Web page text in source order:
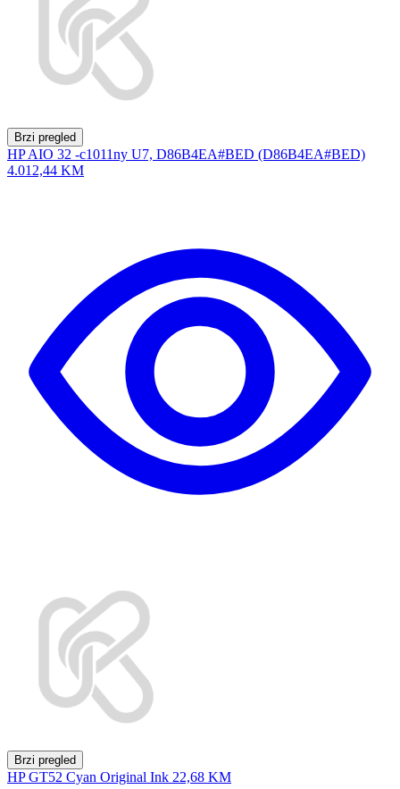
Brzi pregled
HP AIO 32 -c1011ny U7, D86B4EA#BED (D86B4EA#BED)
4.012,44 KM
Brzi pregled
HP GT52 Cyan Original Ink 22,68 KM